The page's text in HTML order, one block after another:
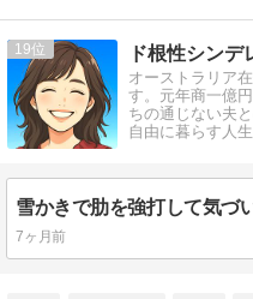
19
オーストラリア
す。元年商一億
ちの通じない夫
自由に暮らす人
7ヶ月前